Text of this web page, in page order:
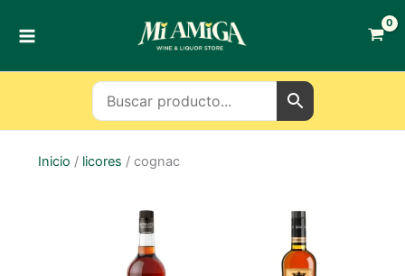
Inicio / licores / cognac